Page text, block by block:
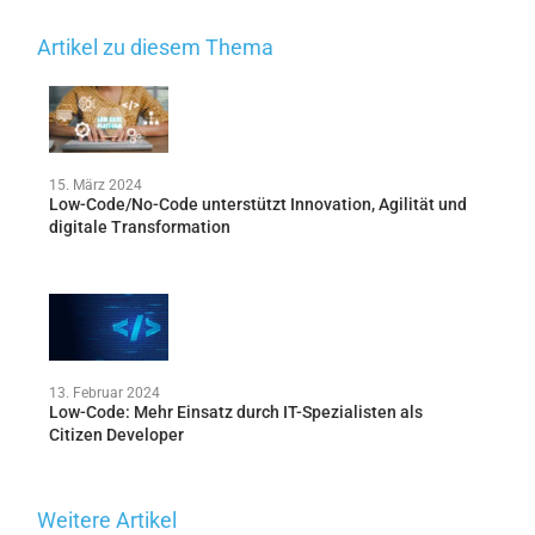
Artikel zu diesem Thema
15. März 2024
Low-Code/No-Code unterstützt Innovation, Agilität und
digitale Transformation
13. Februar 2024
Low-Code: Mehr Einsatz durch IT-Spezialisten als
Citizen Developer
Weitere Artikel